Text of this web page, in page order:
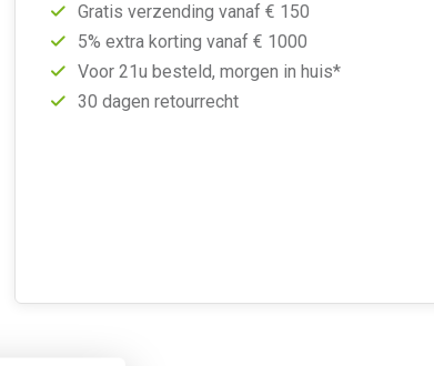
Gratis verzending vanaf € 150
5% extra korting vanaf € 1000
Voor 21u besteld, morgen in huis*
30 dagen retourrecht